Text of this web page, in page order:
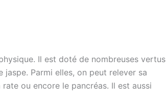
Il est doté de nombreuses vertus
jaspe. Parmi elles, on peut relever sa
ou encore le pancréas. Il est aussi